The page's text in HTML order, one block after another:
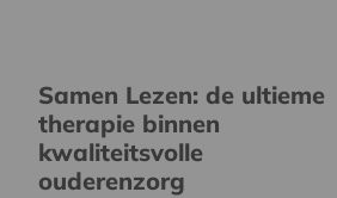
Samen Lezen: de ultieme
therapie binnen
kwaliteitsvolle
ouderenzorg